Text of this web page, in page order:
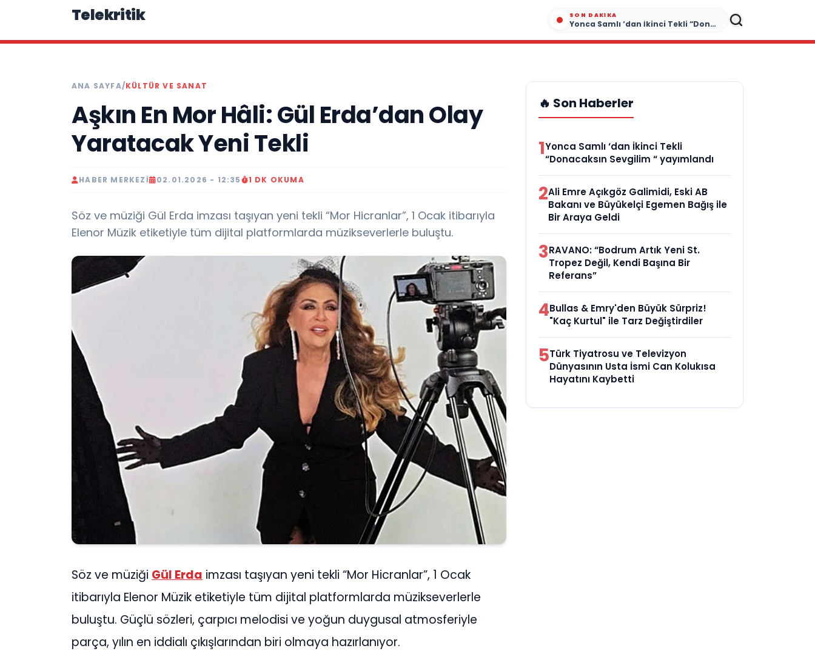
Telekritik SON DAKIKA
Yonca Samlı ‘dan İkinci Tekli “Donacaksın Sevgilim “ yayımlandı
ANA SAYFA/KÜLTÜR VE SANAT
Aşkın En Mor Hâli: Gül Erda’dan Olay
Yaratacak Yeni Tekli
HABER MERKEZI 02.01.2026 - 12:35 1 DK OKUMA
Söz ve müziği Gül Erda imzası taşıyan yeni tekli “Mor Hicranlar”, 1 Ocak itibarıyla
Elenor Müzik etiketiyle tüm dijital platformlarda müzikseverlerle buluştu.
Söz ve müziği Gül Erda imzası taşıyan yeni tekli “Mor Hicranlar”, 1 Ocak
itibarıyla Elenor Müzik etiketiyle tüm dijital platformlarda müzikseverlerle
buluştu. Güçlü sözleri, çarpıcı melodisi ve yoğun duygusal atmosferiyle
parça, yılın en iddialı çıkışlarından biri olmaya hazırlanıyor.
🔥 Son Haberler
1Yonca Samlı ‘dan İkinci Tekli
“Donacaksın Sevgilim “ yayımlandı
2Ali Emre Açıkgöz Galimidi, Eski AB
Bakanı ve Büyükelçi Egemen Bağış ile
Bir Araya Geldi
3RAVANO: “Bodrum Artık Yeni St.
Tropez Değil, Kendi Başına Bir
Referans”
4Bullas & Emry'den Büyük Sürpriz!
"Kaç Kurtul" ile Tarz Değiştirdiler
5Türk Tiyatrosu ve Televizyon
Dünyasının Usta İsmi Can Kolukısa
Hayatını Kaybetti